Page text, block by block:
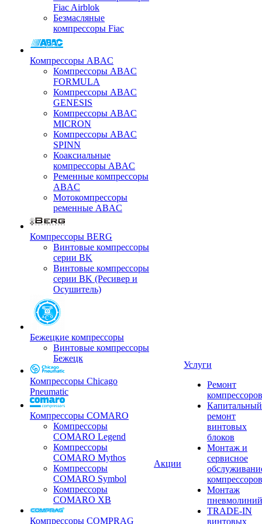
Fiac Airblok
Безмасляные
компрессоры Fiac
Компрессоры ABAC
Компрессоры ABAC
FORMULA
Компрессоры ABAC
GENESIS
Компрессоры ABAC
MICRON
Компрессоры ABAC
SPINN
Коаксиальные
компрессоры ABAC
Ременные компрессоры
ABAC
Мотокомпрессоры
ременные ABAC
Компрессоры BERG
Винтовые компрессоры
серии BK
Винтовые компрессоры
серии BK (Ресивер и
Осушитель)
Бежецкие компрессоры
Винтовые компрессоры
Бежецк
Компрессоры Chicago
Pneumatic
Компрессоры COMARO
Компрессоры
COMARO Legend
Компрессоры
COMARO Mythos
Компрессоры
COMARO Symbol
Компрессоры
COMARO XB
Компрессоры COMPRAG
Акции
Услуги
Ремонт
компрессоров
Капитальный
ремонт
винтовых
блоков
Монтаж и
сервисное
компрессоров
Монтаж
пневмолиний
TRADE-IN
винтовых